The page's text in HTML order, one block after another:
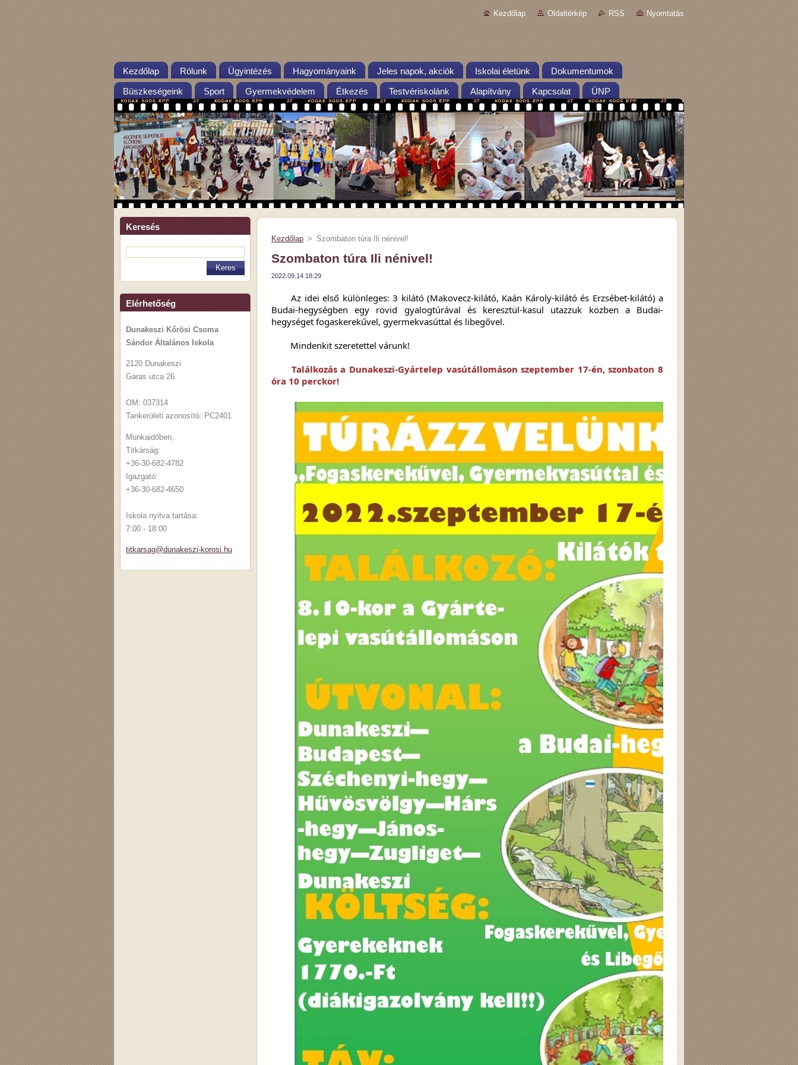
Kezdőlap Oldaltérkép RSS Nyomtatás
Kezdőlap Rólunk Ügyintézés Hagyományaink Jeles napok, akciók Iskolai életünk Dokumentumok
Büszkeségeink Sport Gyermekvédelem Étkezés Testvériskolánk Alapítvány Kapcsolat ÚNP
Keresés
Elérhetőség
Dunakeszi Kőrösi Csoma
Sándor Általános Iskola
2120 Dunakeszi
Garas utca 26.
OM: 037314
Tankerületi azonosító: PC2401
Munkaidőben,
Titkárság:
+36-30-682-4782
Igazgató:
+36-30-682-4650
Iskola nyitva tartása:
7:00 - 18:00
titkarsag@dunakeszi-korosi.hu
Kezdőlap > Szombaton túra Ili nénivel!
Szombaton túra Ili nénivel!
2022.09.14 18:29
	Az idei első különleges: 3 kilátó (Makovecz-kilátó, Kaán Károly-kilátó és Erzsébet-kilátó) a
Budai-hegységben egy rövid gyalogtúrával és keresztül-kasul utazzuk közben a Budai-
hegységet fogaskerekűvel, gyermekvasúttal és libegővel.
	Mindenkit szeretettel várunk!
Találkozás a Dunakeszi-Gyártelep vasútállomáson szeptember 17-én, szonbaton 8
óra 10 perckor!